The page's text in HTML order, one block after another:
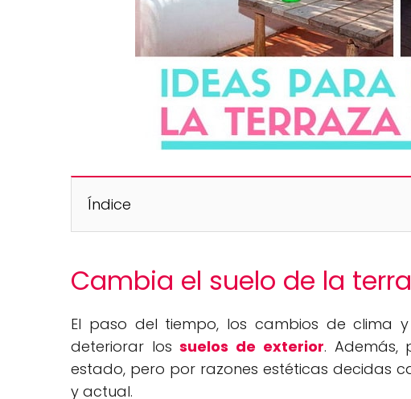
Índice
Cambia el suelo de la
El paso del tiempo, los cambios de clima
deteriorar lossuelos de exterior. Además,
estado, pero por razones estéticas decidas
y actual.